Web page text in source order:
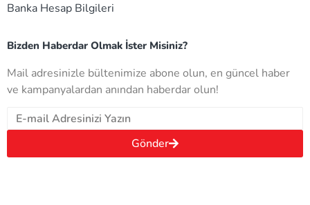
Banka Hesap Bilgileri
Bizden Haberdar Olmak İster Misiniz?
Mail adresinizle bültenimize abone olun, en güncel haber
ve kampanyalardan anından haberdar olun!
Gönder